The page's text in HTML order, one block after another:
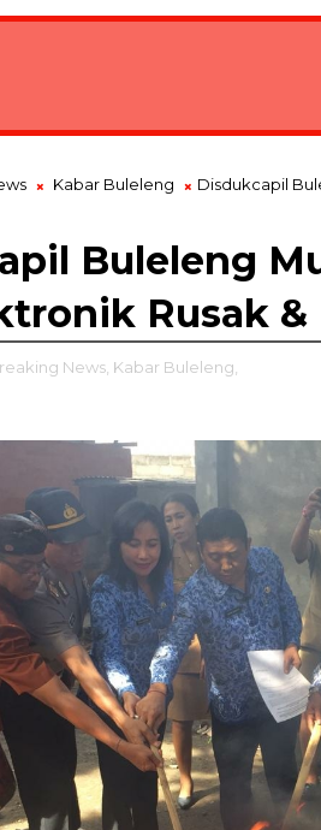
Kabar Buleleng
Disdukcapil
Buleleng
Rusak
News, Kabar Buleleng,